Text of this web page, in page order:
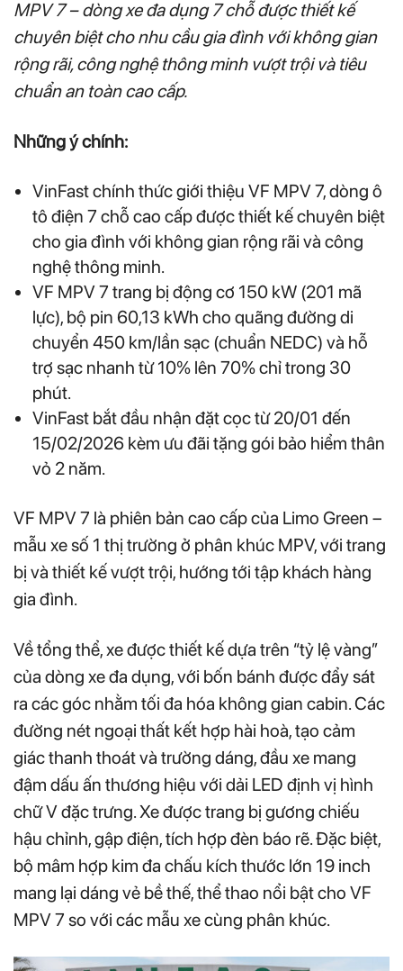
MPV 7 – dòng xe đa dụng 7 chỗ được thiết kế
chuyên biệt cho nhu cầu gia đình với không gian
rộng rãi, công nghệ thông minh vượt trội và tiêu
chuẩn an toàn cao cấp.
Những ý chính:
VinFast chính thức giới thiệu VF MPV 7, dòng ô
tô điện 7 chỗ cao cấp được thiết kế chuyên biệt
cho gia đình với không gian rộng rãi và công
nghệ thông minh.
VF MPV 7 trang bị động cơ 150 kW (201 mã
lực), bộ pin 60,13 kWh cho quãng đường di
chuyển 450 km/lần sạc (chuẩn NEDC) và hỗ
trợ sạc nhanh từ 10% lên 70% chỉ trong 30
phút.
VinFast bắt đầu nhận đặt cọc từ 20/01 đến
15/02/2026 kèm ưu đãi tặng gói bảo hiểm thân
vỏ 2 năm.
VF MPV 7 là phiên bản cao cấp của Limo Green –
mẫu xe số 1 thị trường ở phân khúc MPV, với trang
bị và thiết kế vượt trội, hướng tới tập khách hàng
gia đình.
Về tổng thể, xe được thiết kế dựa trên “tỷ lệ vàng”
của dòng xe đa dụng, với bốn bánh được đẩy sát
ra các góc nhằm tối đa hóa không gian cabin. Các
đường nét ngoại thất kết hợp hài hoà, tạo cảm
giác thanh thoát và trường dáng, đầu xe mang
đậm dấu ấn thương hiệu với dải LED định vị hình
chữ V đặc trưng. Xe được trang bị gương chiếu
hậu chỉnh, gập điện, tích hợp đèn báo rẽ. Đặc biệt,
bộ mâm hợp kim đa chấu kích thước lớn 19 inch
mang lại dáng vẻ bề thế, thể thao nổi bật cho VF
MPV 7 so với các mẫu xe cùng phân khúc.